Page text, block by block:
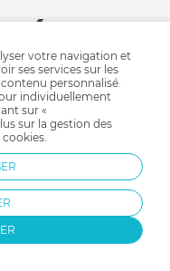
/ 5
avis client
d'allobébé
plans
légales
se protéger du phishing ?
votre navigation et
ses services sur les
personnalisé.
individuellement
sur «
sur la gestion des
.